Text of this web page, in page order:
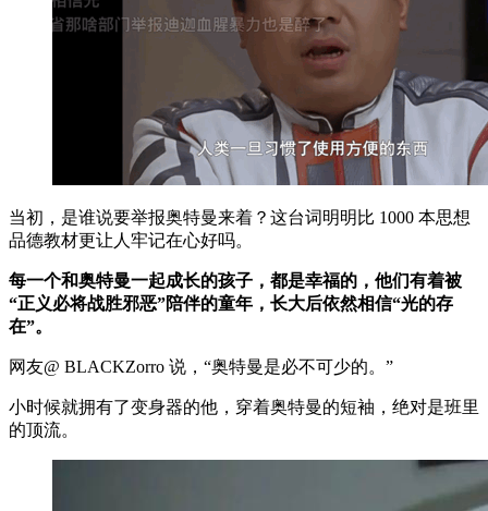
当初，是谁说要举报奥特曼来着？这台词明明比 1000 本思想
品德教材更让人牢记在心好吗。
每一个和奥特曼一起成长的孩子，都是幸福的，他们有着被
“正义必将战胜邪恶”陪伴的童年，长大后依然相信“光的存
在”。
网友@ BLACKZorro 说，“奥特曼是必不可少的。”
小时候就拥有了变身器的他，穿着奥特曼的短袖，绝对是班里
的顶流。